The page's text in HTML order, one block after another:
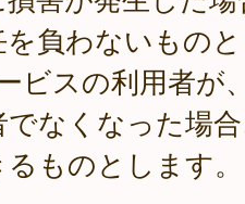
負わないもの
スの利用者が
なくなった場
ものとします。